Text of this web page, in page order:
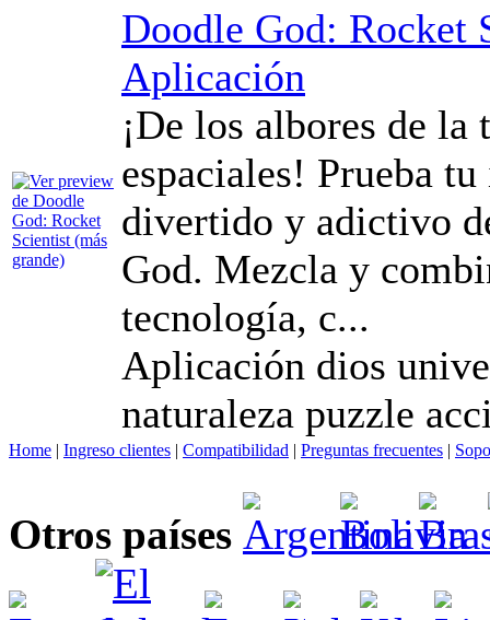
Doodle God: Rocket
Aplicación
¡De los albores de
espaciales! Prueba
divertido y adictivo
God. Mezcla y
tecnología, c...
Aplicación dios
naturaleza puzzle
Home | Ingreso clientes | Compatibilidad | Preguntas frecuentes |
Otros países